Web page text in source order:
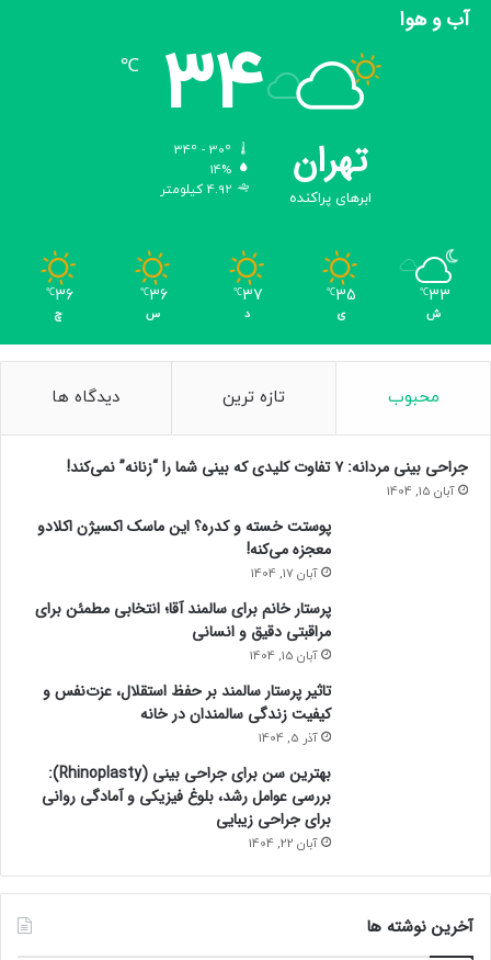
آب و هوا
تهران
ابرهای پراکنده
34
℃
14%
4.92 کیلومتر
33
℃
ش
35
℃
ی
37
℃
د
36
℃
س
36
℃
چ
محبوب تازه ترین دیدگاه ها
جراحی بینی مردانه: ۷ تفاوت کلیدی که بینی شما را “زنانه” نمی‌کند!
آبان 15, 1404
پوستت خسته و کدره؟ این ماسک اکسیژن اکلادو
معجزه می‌کنه!
آبان 17, 1404
پرستار خانم برای سالمند آقا؛ انتخابی مطمئن برای
مراقبتی دقیق و انسانی
آبان 15, 1404
تاثیر پرستار سالمند بر حفظ استقلال، عزت‌نفس و
کیفیت زندگی سالمندان در خانه
آذر 5, 1404
بهترین سن برای جراحی بینی (Rhinoplasty):
بررسی عوامل رشد، بلوغ فیزیکی و آمادگی روانی
برای جراحی زیبایی
آبان 22, 1404
آخرین نوشته ها